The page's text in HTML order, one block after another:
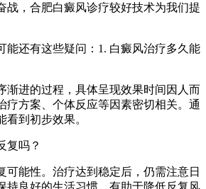
战，合肥白癜风诊疗较好技术为我们提
能还有这些疑问：1. 白癜风治疗多久能
渐进的过程，具体呈现效果时间因人而
疗方案、个体反应等因素密切相关。通
到初步效果。
复吗？
可能性。治疗达到稳定后，仍需注意日
持良好的生活习惯，有助于降低反复风